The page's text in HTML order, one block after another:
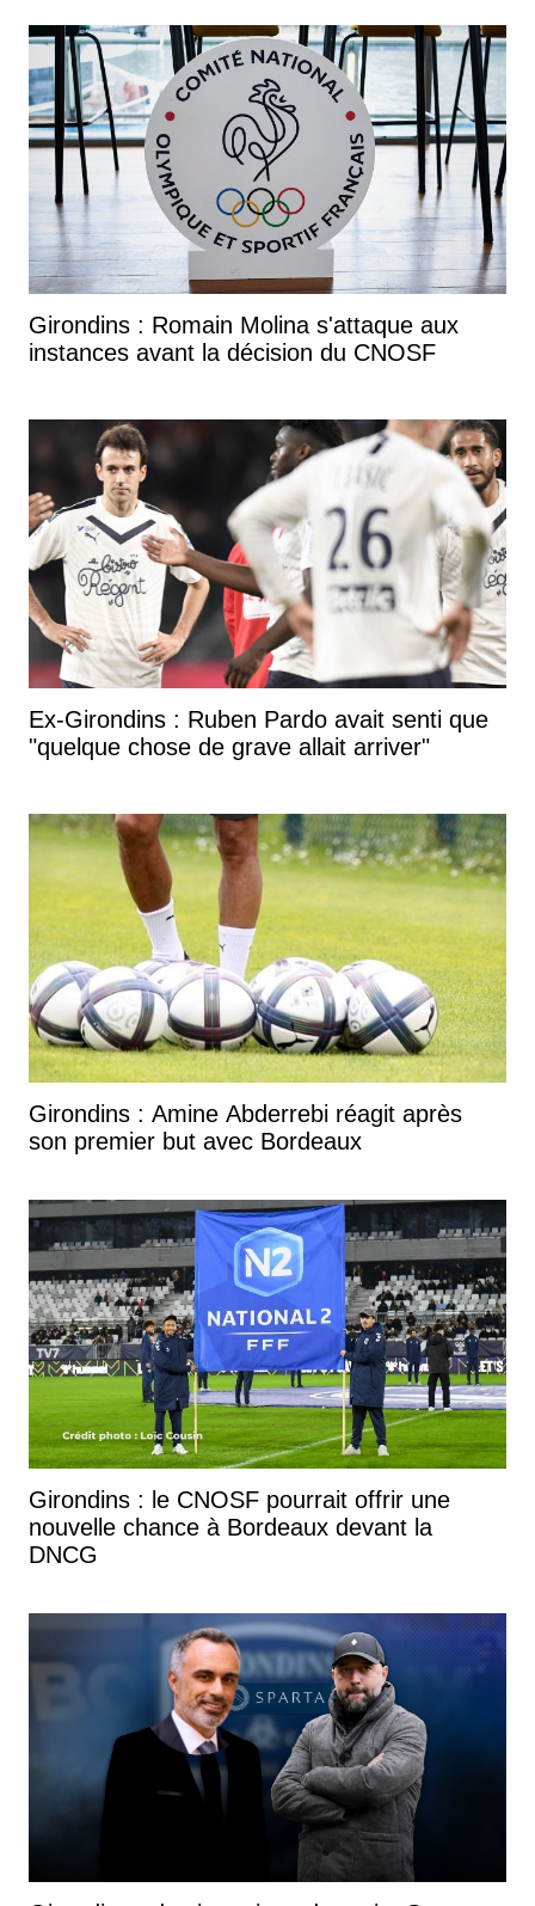
Girondins : Romain Molina s'attaque aux
instances avant la décision du CNOSF
Ex-Girondins : Ruben Pardo avait senti que
"quelque chose de grave allait arriver"
Girondins : Amine Abderrebi réagit après
son premier but avec Bordeaux
Girondins : le CNOSF pourrait offrir une
nouvelle chance à Bordeaux devant la
DNCG